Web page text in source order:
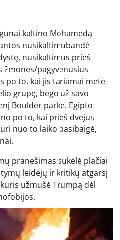
kaltino Mohamedą
nusikaltimubandė
nusikaltimus prieš
žmones/pagyvenusius
po to, kai jis tariamai metė
grupę, bėgo už savo
Boulder parke. Egipto
po to, kai prieš dvejus
nuo to laiko pasibaigė,
pranešimas sukėlė plačiai
leidėjų ir kritikų atgarsį
užmušė Trumpą dėl